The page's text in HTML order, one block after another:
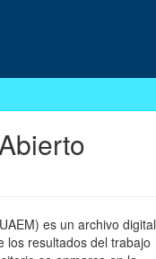
es un archivo digital
los resultados del trabajo